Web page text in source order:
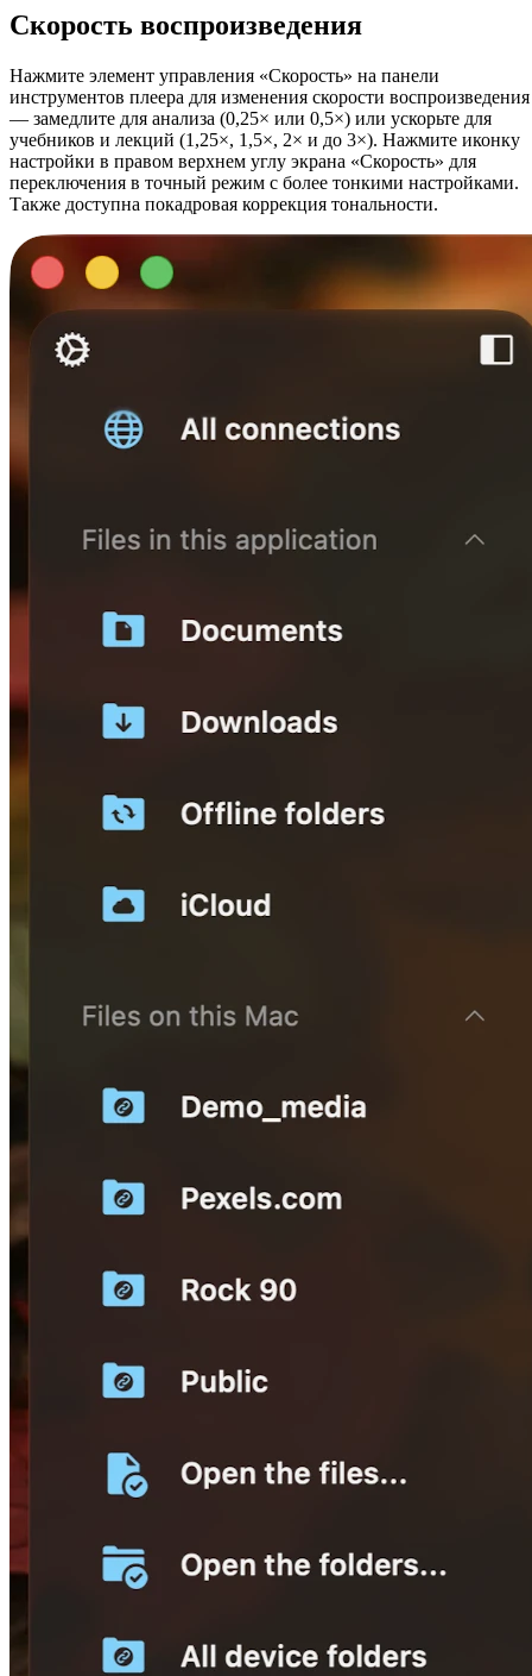
Скорость воспроизведения
Нажмите элемент управления «Скорость» на панели
инструментов плеера для изменения скорости воспроизведения
— замедлите для анализа (0,25× или 0,5×) или ускорьте для
учебников и лекций (1,25×, 1,5×, 2× и до 3×). Нажмите иконку
настройки в правом верхнем углу экрана «Скорость» для
переключения в точный режим с более тонкими настройками.
Также доступна покадровая коррекция тональности.